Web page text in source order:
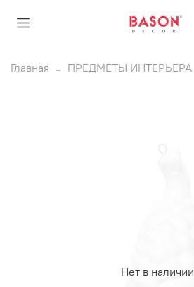
Главная ПРЕДМЕТЫ ИНТЕРЬЕРА
Нет в наличии